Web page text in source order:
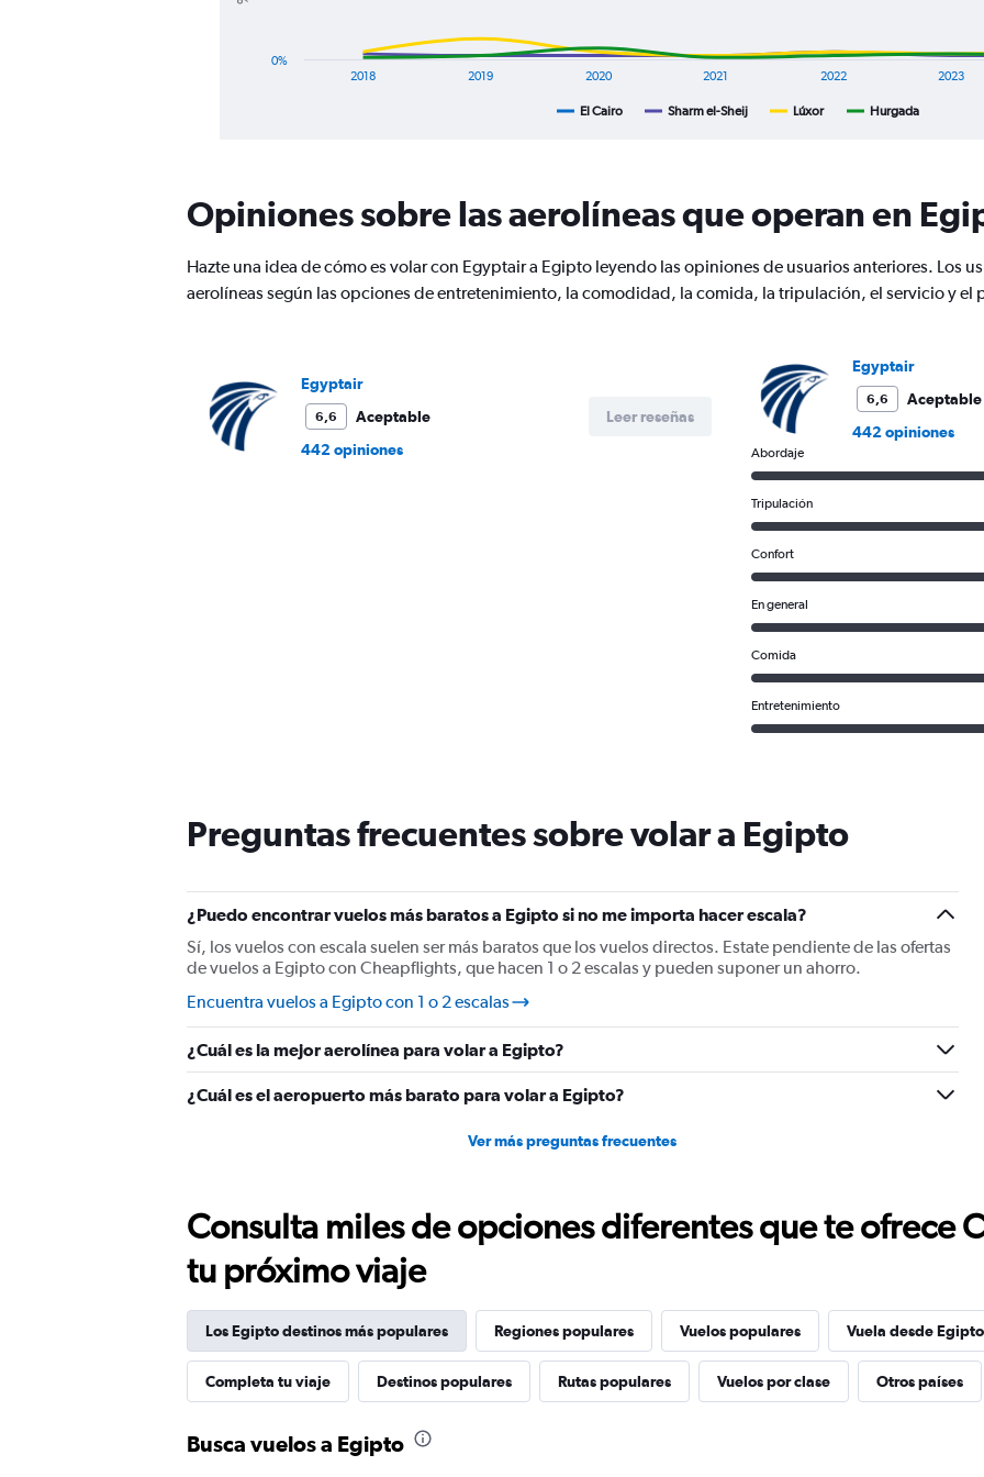
The
chart
1
Y
axis
popularidad.
Range:
0
to
El Cairo Sharm el-Sheij Lúxor Hurgada
2018 2019 2020 2021 2022 2023
0%
Opiniones sobre las aerolíneas que operan en
Hazte una idea de cómo es volar con Egyptair a Egipto leyendo las opiniones de usuarios anteriores. Los
aerolíneas según las opciones de entretenimiento, la comodidad, la comida, la tripulación, el servicio y
Egyptair
6,6
Aceptable
442 opiniones
Leer reseñas
Egyptair
6,6
Aceptable
442 opiniones
Abordaje
Tripulación
Confort
En general
Comida
Entretenimiento
Preguntas frecuentes sobre volar a Egipto
¿Puedo encontrar vuelos más baratos a Egipto si no me importa hacer escala?
Sí, los vuelos con escala suelen ser más baratos que los vuelos directos. Estate pendiente de las ofertas
de vuelos a Egipto con Cheapflights, que hacen 1 o 2 escalas y pueden suponer un ahorro.
Encuentra vuelos a Egipto con 1 o 2 escalas
¿Cuál es la mejor aerolínea para volar a Egipto?
¿Cuál es el aeropuerto más barato para volar a Egipto?
Ver más preguntas frecuentes
Consulta miles de opciones diferentes que te ofrece
tu próximo viaje
Los Egipto destinos más populares Regiones populares Vuelos populares Vuela desde Egipto
Completa tu viaje Destinos populares Rutas populares Vuelos por clase Otros países
Busca vuelos a Egipto